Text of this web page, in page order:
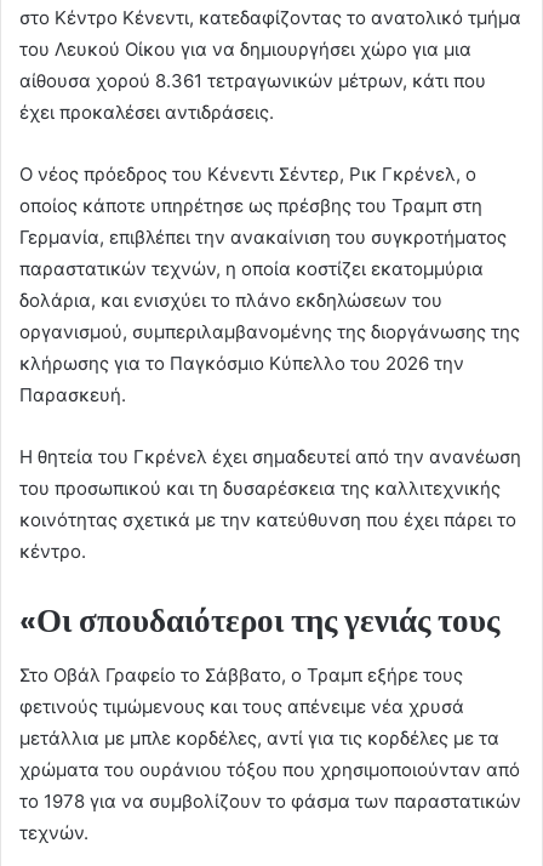
στο Κέντρο Κένεντι, κατεδαφίζοντας το ανατολικό τμήμα
του Λευκού Οίκου για να δημιουργήσει χώρο για μια
αίθουσα χορού 8.361 τετραγωνικών μέτρων, κάτι που
έχει προκαλέσει αντιδράσεις.
Ο νέος πρόεδρος του Κένεντι Σέντερ, Ρικ Γκρένελ, ο
οποίος κάποτε υπηρέτησε ως πρέσβης του Τραμπ στη
Γερμανία, επιβλέπει την ανακαίνιση του συγκροτήματος
παραστατικών τεχνών, η οποία κοστίζει εκατομμύρια
δολάρια, και ενισχύει το πλάνο εκδηλώσεων του
οργανισμού, συμπεριλαμβανομένης της διοργάνωσης της
κλήρωσης για το Παγκόσμιο Κύπελλο του 2026 την
Παρασκευή.
Η θητεία του Γκρένελ έχει σημαδευτεί από την ανανέωση
του προσωπικού και τη δυσαρέσκεια της καλλιτεχνικής
κοινότητας σχετικά με την κατεύθυνση που έχει πάρει το
κέντρο.
«Οι σπουδαιότεροι της γενιάς τους
Στο Οβάλ Γραφείο το Σάββατο, ο Τραμπ εξήρε τους
φετινούς τιμώμενους και τους απένειμε νέα χρυσά
μετάλλια με μπλε κορδέλες, αντί για τις κορδέλες με τα
χρώματα του ουράνιου τόξου που χρησιμοποιούνταν από
το 1978 για να συμβολίζουν το φάσμα των παραστατικών
τεχνών.